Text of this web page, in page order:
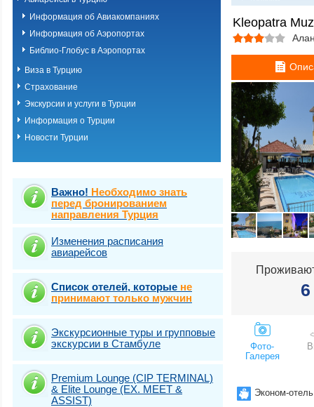
Информация об Авиакомпаниях
Информация об Аэропортах
Библио-Глобус в Аэропортах
Виза в Турцию
Страхование
Экскурсии и услуги в Турции
Информация о Турции
Новости Турции
Важно! Необходимо знать
перед бронированием
направления Турция
Изменения расписания
авиарейсов
Список отелей, которые не
принимают только мужчин
Экскурсионные туры и групповые
экскурсии в Стамбуле
Premium Lounge (CIP TERMINAL)
& Elite Lounge (EX. MEET &
ASSIST)
Дача
Дидим
Измир (Ёздере)
Измир
Измир (Чешме)
Кемер-Белдиби-
Кириш-
Кушадасы
Мармарис
Саригерме
Сиде
Стамбул
Стамбул
Стамбул
Стамбул
Стамбул
Стамбул
Стамбул
Стамбул
Стамбул
Стамбул
Стамбул
Стамбул
Султанахмет)
Стамбул
Kleopatra
6
Фото-
Галерея
Эконом-отель